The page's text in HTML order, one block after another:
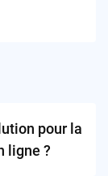
pour la
ligne ?